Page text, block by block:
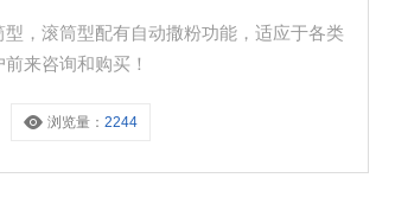
，滚筒型配有自动撒粉功能，适应于各类
来咨询和购买！
浏览量：2244